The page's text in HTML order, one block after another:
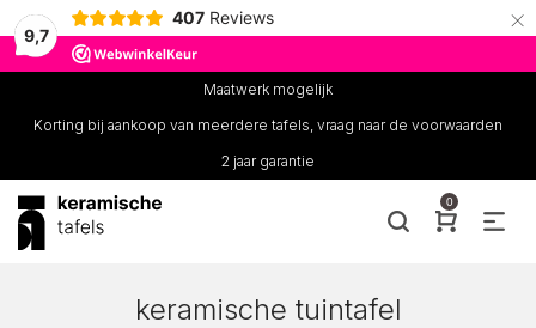
9,7
407 Reviews ×
Maatwerk mogelijk
Korting bij aankoop van meerdere tafels, vraag naar de voorwaarden
2 jaar garantie
0
keramische tuintafel